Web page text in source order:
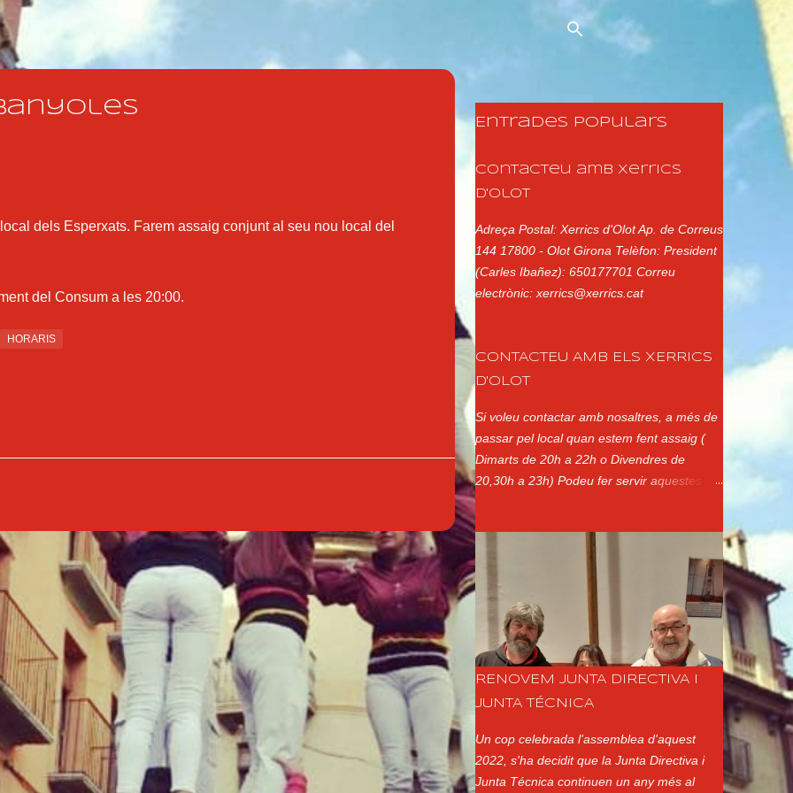
dels Esperxats. Farem assaig conjunt al seu nou local del
del Consum a les 20:00.
HORARIS
Entrades populars
Contacteu amb Xerrics
d'Olot
Adreça Postal: Xerrics d'Olot Ap. de Correus
144 17800 - Olot Girona Telèfon: President
(Carles Ibañez): 650177701 Correu
electrònic: xerrics@xerrics.cat
CONTACTEU AMB ELS XERRICS
D'OLOT
Si voleu contactar amb nosaltres, a més de
passar pel local quan estem fent assaig (
Dimarts de 20h a 22h o Divendres de
20,30h a 23h) Podeu fer servir aquestes
altres vies: Adreça Postal: Xerrics d'Olot Ap.
de Correus 144 17800 - Olot Girona
Telèfon: Presidenta (Ester Ayats):
650177701 Correu electrònic:
xerrics@xerrics.cat Xarxes Socials:
@xerricsolot a Instagram Xerrics Olot a
Facebook @XerricsOlot a Twitter
RENOVEM JUNTA DIRECTIVA I
JUNTA TÉCNICA
Un cop celebrada l'assemblea d'aquest
2022, s'ha decidit que la Junta Directiva i
Junta Técnica continuen un any més al